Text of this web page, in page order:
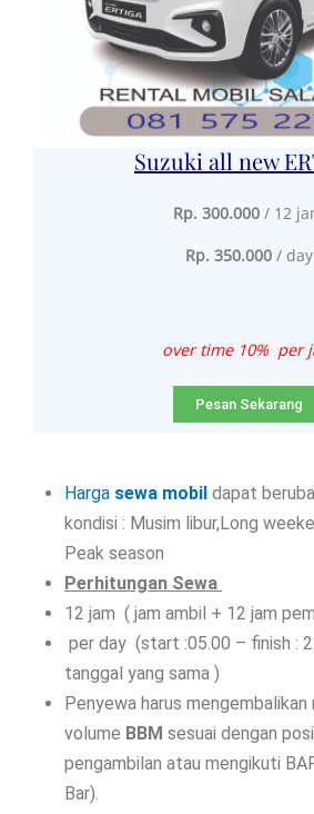
Suzuki all new
Rp. 300.000 / 12
Rp. 350.000 / day
over time 10% per
Pesan Sekarang
Harga sewa mobil dapat
kondisi : Musim libur,Long
Peak season
Perhitungan Sewa
12 jam ( jam ambil + 12 jam
per day (start :05.00 – finish :
tanggal yang sama )
Penyewa harus mengembalikan
volume BBM sesuai dengan
pengambilan atau mengikuti
Bar).